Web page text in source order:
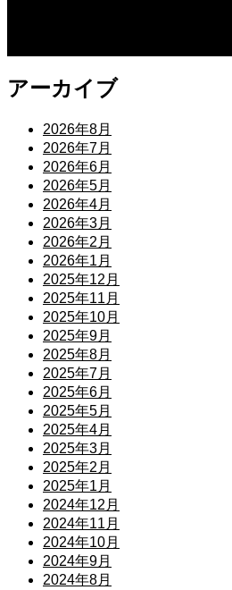
アーカイブ
2026年8月
2026年7月
2026年6月
2026年5月
2026年4月
2026年3月
2026年2月
2026年1月
2025年12月
2025年11月
2025年10月
2025年9月
2025年8月
2025年7月
2025年6月
2025年5月
2025年4月
2025年3月
2025年2月
2025年1月
2024年12月
2024年11月
2024年10月
2024年9月
2024年8月